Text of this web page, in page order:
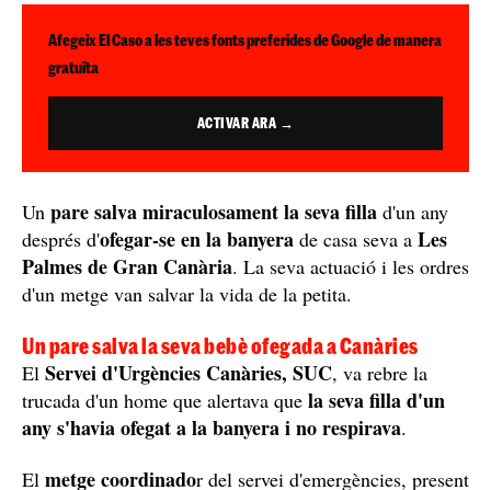
Afegeix El Caso a les teves fonts preferides de Google de manera
gratuïta
ACTIVAR ARA →
Un pare salva miraculosament la seva filla d'un any
després d'ofegar-se en la banyera de casa seva a Les
Palmes de Gran Canària. La seva actuació i les ordres
d'un metge van salvar la vida de la petita.
Un pare salva la seva bebè ofegada a Canàries
El Servei d'Urgències Canàries, SUC, va rebre la
trucada d'un home que alertava que la seva filla d'un
any s'havia ofegat a la banyera i no respirava.
El metge coordinador del servei d'emergències, present